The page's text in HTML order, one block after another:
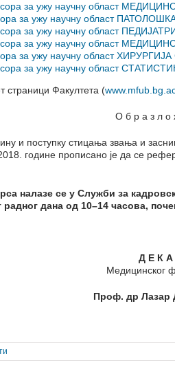
за ужу научну област
за ужу научну област
за ужу научну област
за ужу научну област
за ужу научну област
за ужу научну област
страници Факултета (
О б р а з л о
и поступку стицања звања и
године прописано је да се
налазе се у Служби за
дана од 10–14 часова,
Д Е К А
Медицинског
Проф. др Лазар